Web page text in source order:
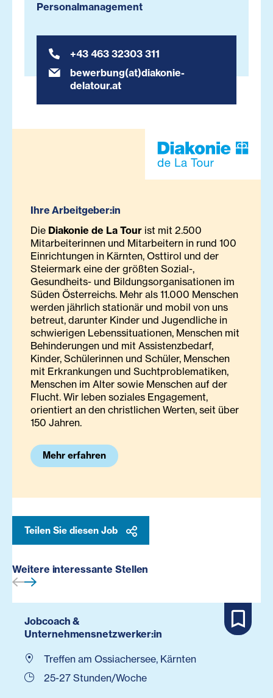
Personalmanagement
+43 463 32303 311
bewerbung(at)diakonie-
delatour.at
Ihre Arbeitgeber:in
Die Diakonie de La Tour ist mit 2.500
Mitarbeiterinnen und Mitarbeitern in rund 100
Einrichtungen in Kärnten, Osttirol und der
Steiermark eine der größten Sozial-,
Gesundheits- und Bildungsorganisationen im
Süden Österreichs. Mehr als 11.000 Menschen
werden jährlich stationär und mobil von uns
betreut, darunter Kinder und Jugendliche in
schwierigen Lebenssituationen, Menschen mit
Behinderungen und mit Assistenzbedarf,
Kinder, Schülerinnen und Schüler, Menschen
mit Erkrankungen und Suchtproblematiken,
Menschen im Alter sowie Menschen auf der
Flucht. Wir leben soziales Engagement,
orientiert an den christlichen Werten, seit über
150 Jahren.
Mehr erfahren
Teilen Sie diesen Job
Weitere interessante Stellen
Jobcoach &
Unternehmensnetzwerker:in
Treffen am Ossiachersee, Kärnten
25-27 Stunden/Woche